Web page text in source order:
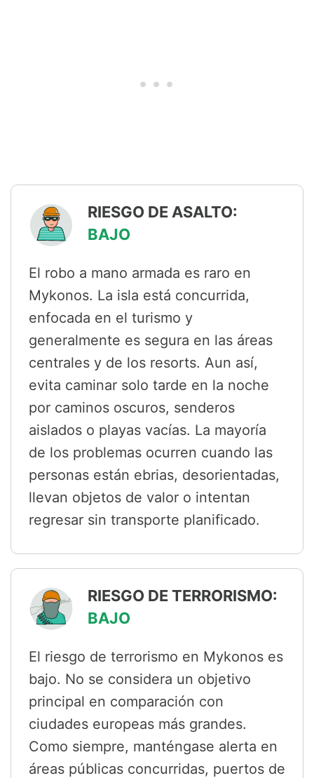
RIESGO DE ASALTO:
BAJO
El robo a mano armada es raro en
Mykonos. La isla está concurrida,
enfocada en el turismo y
generalmente es segura en las áreas
centrales y de los resorts. Aun así,
evita caminar solo tarde en la noche
por caminos oscuros, senderos
aislados o playas vacías. La mayoría
de los problemas ocurren cuando las
personas están ebrias, desorientadas,
llevan objetos de valor o intentan
regresar sin transporte planificado.
RIESGO DE TERRORISMO:
BAJO
El riesgo de terrorismo en Mykonos es
bajo. No se considera un objetivo
principal en comparación con
ciudades europeas más grandes.
Como siempre, manténgase alerta en
áreas públicas concurridas, puertos de